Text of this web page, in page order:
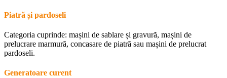
Piatră și pardoseli
Categoria cuprinde: mașini de sablare și gravură, mașini de
prelucrare marmură, concasare de piatră sau mașini de prelucrat
pardoseli.
Generatoare curent